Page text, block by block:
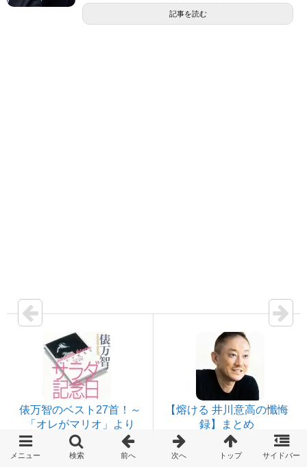
記事を読む
俵万智のベスト27首！～
「オレがマリオ」より
【熔ける 井川意高の懺悔
録】まとめ